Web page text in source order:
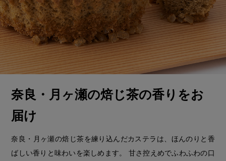
奈良・月ヶ瀬の焙じ茶の香りをお
届け
奈良・月ヶ瀬の焙じ茶を練り込んだカステラは、ほんのりと香
ばしい香りと味わいを楽しめます。 甘さ控えめでふわふわの口